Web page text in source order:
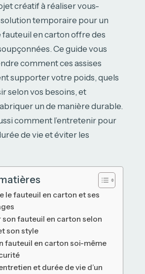
créatif à réaliser vous-
temporaire pour un
en carton offre des
Ce guide vous
comment ces assises
supporter votre poids, quels
selon vos besoins, et
un de manière durable.
comment l’entretenir pour
de vie et éviter les
le fauteuil en carton et ses
son fauteuil en carton selon
son style
fauteuil en carton soi-même
et durée de vie d’un